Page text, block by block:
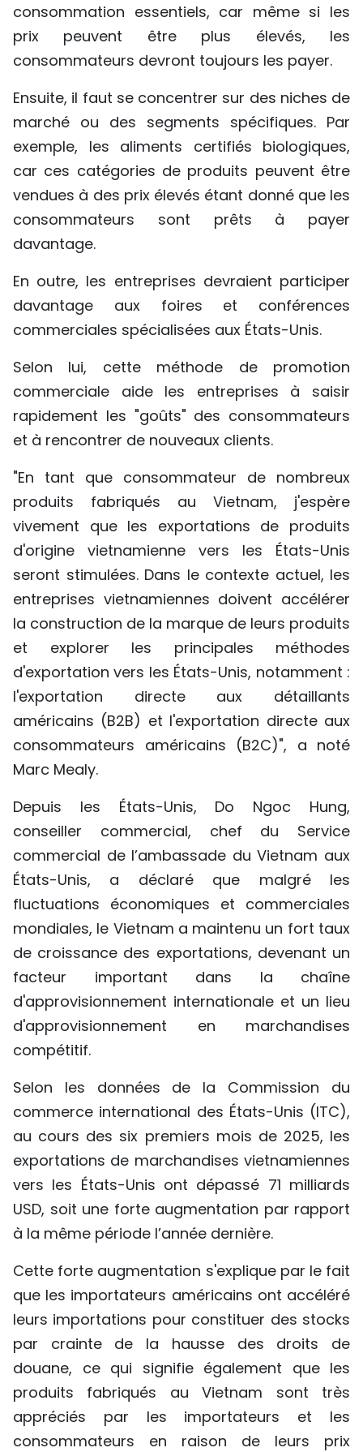
consommation essentiels, car même si les
prix peuvent être plus élevés, les
consommateurs devront toujours les payer.
Ensuite, il faut se concentrer sur des niches de
marché ou des segments spécifiques. Par
exemple, les aliments certifiés biologiques,
car ces catégories de produits peuvent être
vendues à des prix élevés étant donné que les
consommateurs sont prêts à payer
davantage.
En outre, les entreprises devraient participer
davantage aux foires et conférences
commerciales spécialisées aux États-Unis.
Selon lui, cette méthode de promotion
commerciale aide les entreprises à saisir
rapidement les "goûts" des consommateurs
et à rencontrer de nouveaux clients.
"En tant que consommateur de nombreux
produits fabriqués au Vietnam, j'espère
vivement que les exportations de produits
d'origine vietnamienne vers les États-Unis
seront stimulées. Dans le contexte actuel, les
entreprises vietnamiennes doivent accélérer
la construction de la marque de leurs produits
et explorer les principales méthodes
d'exportation vers les États-Unis, notamment :
l'exportation directe aux détaillants
américains (B2B) et l'exportation directe aux
consommateurs américains (B2C)", a noté
Marc Mealy.
Depuis les États-Unis, Do Ngoc Hung,
conseiller commercial, chef du Service
commercial de l’ambassade du Vietnam aux
États-Unis, a déclaré que malgré les
fluctuations économiques et commerciales
mondiales, le Vietnam a maintenu un fort taux
de croissance des exportations, devenant un
facteur important dans la chaîne
d'approvisionnement internationale et un lieu
d'approvisionnement en marchandises
compétitif.
Selon les données de la Commission du
commerce international des États-Unis (ITC),
au cours des six premiers mois de 2025, les
exportations de marchandises vietnamiennes
vers les États-Unis ont dépassé 71 milliards
USD, soit une forte augmentation par rapport
à la même période l’année dernière.
Cette forte augmentation s'explique par le fait
que les importateurs américains ont accéléré
leurs importations pour constituer des stocks
par crainte de la hausse des droits de
douane, ce qui signifie également que les
produits fabriqués au Vietnam sont très
appréciés par les importateurs et les
consommateurs en raison de leurs prix